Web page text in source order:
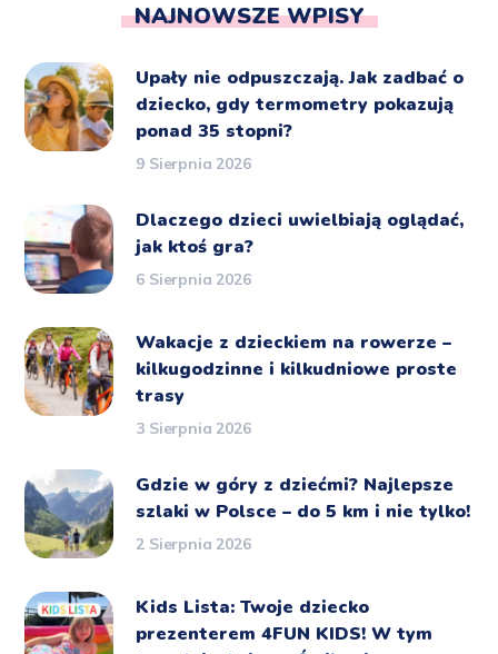
NAJNOWSZE WPISY
Upały nie odpuszczają. Jak zadbać o
dziecko, gdy termometry pokazują
ponad 35 stopni?
9 Sierpnia 2026
Dlaczego dzieci uwielbiają oglądać,
jak ktoś gra?
6 Sierpnia 2026
Wakacje z dzieckiem na rowerze –
kilkugodzinne i kilkudniowe proste
trasy
3 Sierpnia 2026
Gdzie w góry z dziećmi? Najlepsze
szlaki w Polsce – do 5 km i nie tylko!
2 Sierpnia 2026
Kids Lista: Twoje dziecko
prezenterem 4FUN KIDS! W tym